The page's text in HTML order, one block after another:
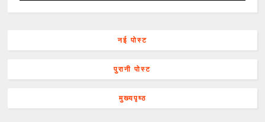
नई पोस्ट
पुरानी पोस्ट
मुख्यपृष्ठ